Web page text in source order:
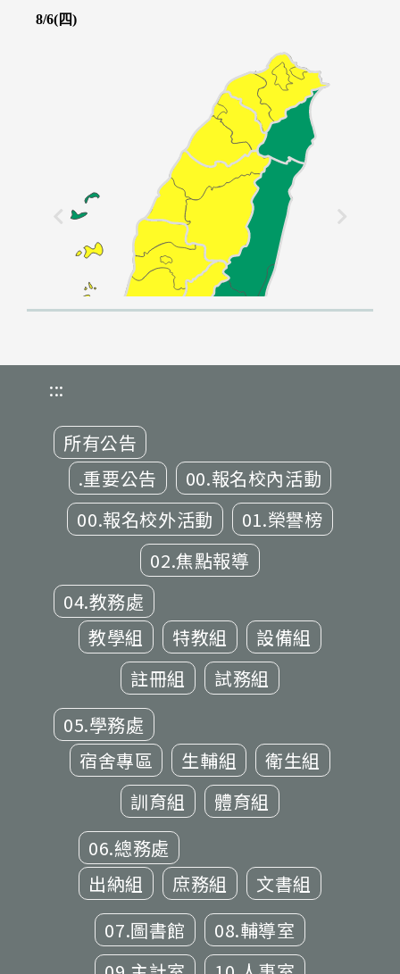
:::
所有公告
.重要公告
00.報名校內活動
00.報名校外活動
01.榮譽榜
02.焦點報導
04.教務處
教學組
特教組
設備組
註冊組
試務組
05.學務處
宿舍專區
生輔組
衛生組
訓育組
體育組
06.總務處
出納組
庶務組
文書組
07.圖書館
08.輔導室